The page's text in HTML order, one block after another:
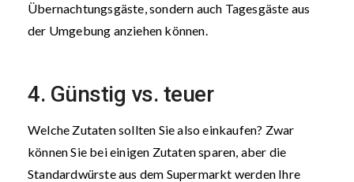
Übernachtungsgäste, sondern auch Tagesgäste aus
der Umgebung anziehen können.
4. Günstig vs. teuer
Welche Zutaten sollten Sie also einkaufen? Zwar
können Sie bei einigen Zutaten sparen, aber die
Standardwürste aus dem Supermarkt werden Ihre